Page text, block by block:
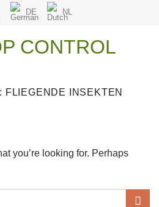
DE NL
FLIEGENDE INSEKTEN
you’re looking for. Perhaps